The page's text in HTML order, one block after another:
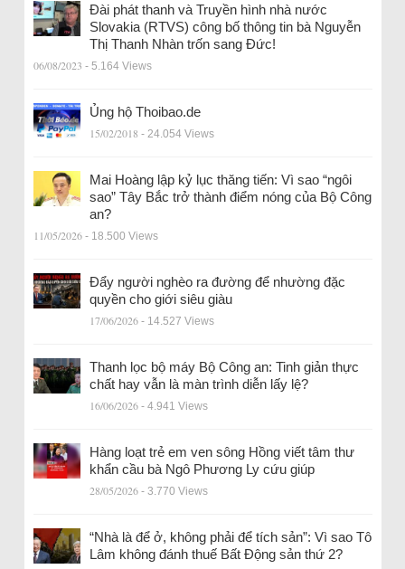
Đài phát thanh và Truyền hình nhà nước
Slovakia (RTVS) công bố thông tin bà Nguyễn
Thị Thanh Nhàn trốn sang Đức!
06/08/2023 - 5.164 Views
Ủng hộ Thoibao.de
15/02/2018 - 24.054 Views
Mai Hoàng lập kỷ lục thăng tiến: Vì sao “ngôi
sao” Tây Bắc trở thành điểm nóng của Bộ Công
an?
11/05/2026 - 18.500 Views
Đẩy người nghèo ra đường để nhường đặc
quyền cho giới siêu giàu
17/06/2026 - 14.527 Views
Thanh lọc bộ máy Bộ Công an: Tinh giản thực
chất hay vẫn là màn trình diễn lấy lệ?
16/06/2026 - 4.941 Views
Hàng loạt trẻ em ven sông Hồng viết tâm thư
khẩn cầu bà Ngô Phương Ly cứu giúp
28/05/2026 - 3.770 Views
“Nhà là để ở, không phải để tích sản”: Vì sao Tô
Lâm không đánh thuế Bất Động sản thứ 2?